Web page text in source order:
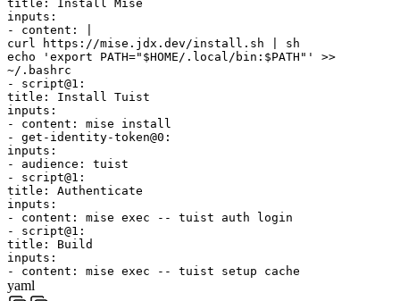
title :
Install Mise
inputs :
-
content :
curl https://mise.jdx.dev/install.sh | sh
echo 'export PATH="$HOME/.local/bin:$PATH"' >>
~/.bashrc
-
script@1 :
title :
Install Tuist
inputs :
-
content :
mise install
-
get-identity-token@0 :
inputs :
-
audience :
tuist
-
script@1 :
title :
Authenticate
inputs :
-
content :
mise exec -- tuist auth login
-
script@1 :
title :
Build
inputs :
-
content : mise exec -- tuist setup cache
yaml